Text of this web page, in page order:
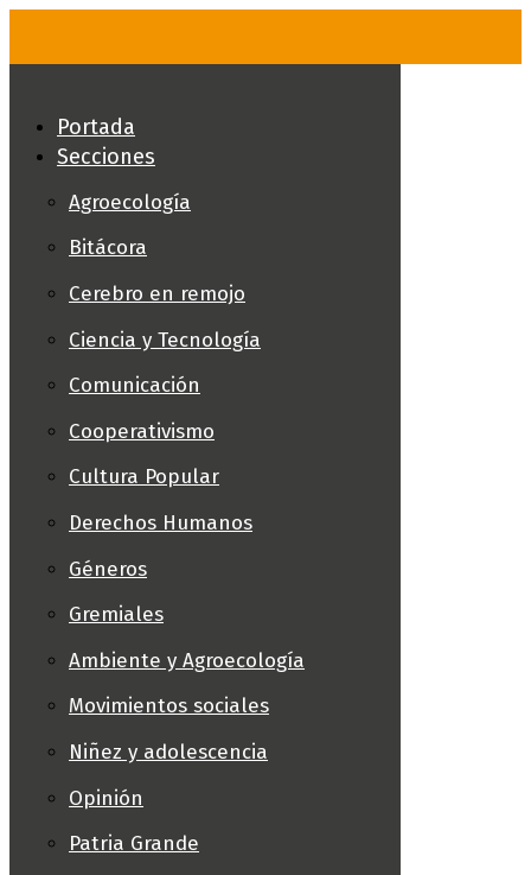
Portada
Secciones
Agroecología
Bitácora
Cerebro en remojo
Ciencia y Tecnología
Comunicación
Cooperativismo
Cultura Popular
Derechos Humanos
Géneros
Gremiales
Ambiente y Agroecología
Movimientos sociales
Niñez y adolescencia
Opinión
Patria Grande